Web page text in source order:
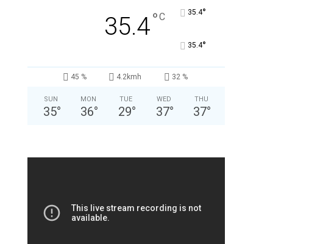
35.4°C 35.4°
35.4°
45 % 4.2kmh 32 %
SUN
35°
MON
36°
TUE
29°
WED
37°
THU
37°